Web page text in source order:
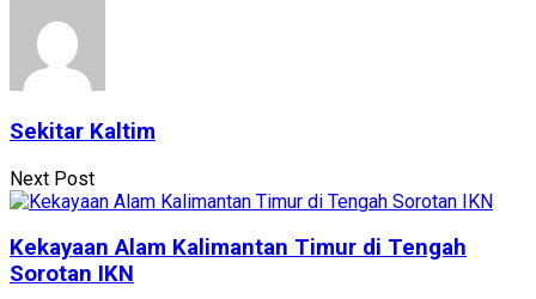
Sekitar Kaltim
Next Post
Kekayaan Alam Kalimantan Timur di Tengah
Sorotan IKN